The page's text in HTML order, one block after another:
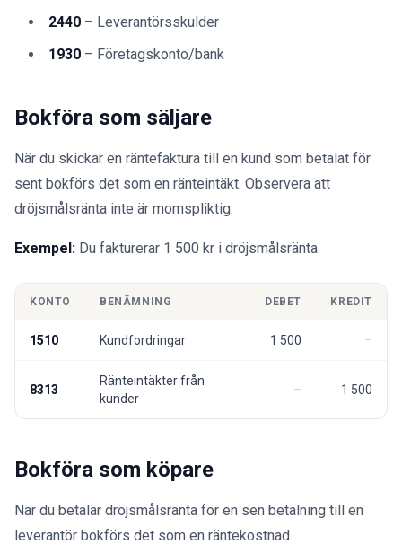
2440 – Leverantörsskulder
1930 – Företagskonto/bank
Bokföra som säljare
När du skickar en räntefaktura till en kund som betalat för
sent bokförs det som en ränteintäkt. Observera att
dröjsmålsränta inte är momspliktig.
Exempel: Du fakturerar 1 500 kr i dröjsmålsränta.
KONTO BENÄMNING DEBET KREDIT
1510 Kundfordringar 1 500
8313
Ränteintäkter från
kunder
1 500
Bokföra som köpare
När du betalar dröjsmålsränta för en sen betalning till en
leverantör bokförs det som en räntekostnad.